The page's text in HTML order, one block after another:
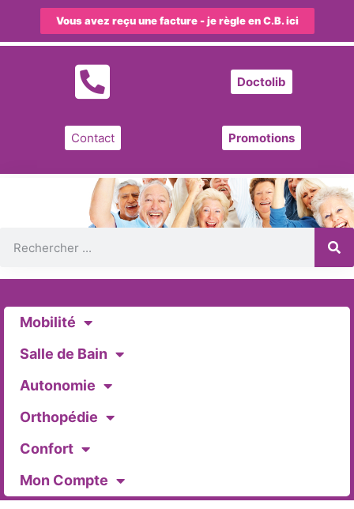
Vous avez reçu une facture - je règle en C.B. ici
Doctolib
Contact Promotions
Mobilité
Salle de Bain
Autonomie
Orthopédie
Confort
Mon Compte